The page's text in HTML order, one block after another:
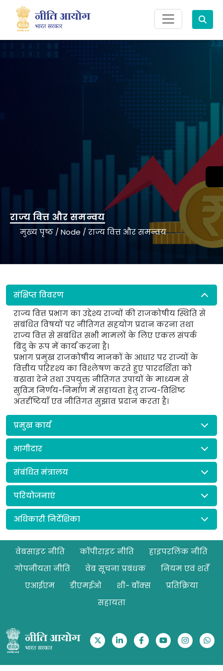
Search
मुख्य पृष्ठ /Node /राज्य वित्त और समन्वय
राज्य वित्त और समन्वय
संक्षिप्त विवरण
राज्य वित्त प्रभाग का उद्देश्य राज्यों की राजकोषीय स्थिति से
संबंधित विषयों पर नीतिगत सहयोग प्रदान करना तथा
राज्य वित्त से संबंधित सभी मामलों के लिए एकल संपर्क
बिंदु के रूप में कार्य करना है।
प्रभाग प्रमुख राजकोषीय मानकों के आधार पर राज्यों के
वित्तीय परिदृश्य का विश्लेषण करते हुए पारदर्शिता को
बढ़ावा देने तथा उपयुक्त नीतिगत उपायों के माध्यम से
सुविज्ञ निर्णय-निर्माण में सहायता हेतु राज्य-विशिष्ट
अंतर्दृष्टियाँ एवं नीतिगत सुझाव प्रदान करता है।
प्रमुख कार्य
भागीदार
संबंधित मंत्रालय
परियोजनाएं
अधिकारी निर्देशिका
Footer
वेबसाइट नीति कॉपीराइट नीति
हाइपरलिंक नीति
गोपनीयता नीति
वेब सूचना प्रबंधक
नियम एवं शर्तें
एआईएम
डीएमईओ शी- बॉक्स
प्रतिक्रिया
सहायता